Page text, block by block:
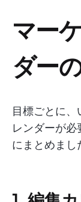
マー
ダー
目標ごとに、
レンダーが
にまとめまし